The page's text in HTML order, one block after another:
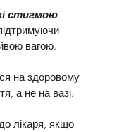
стигмою
вагою.
на здоровому
а не на вазі.
лікаря, якщо